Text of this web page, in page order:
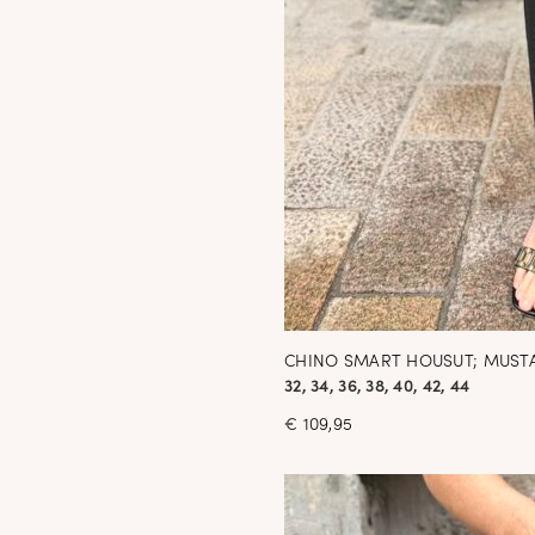
CHINO SMART HOUSUT;
32, 34, 36, 38, 40, 42, 44
€ 109,95